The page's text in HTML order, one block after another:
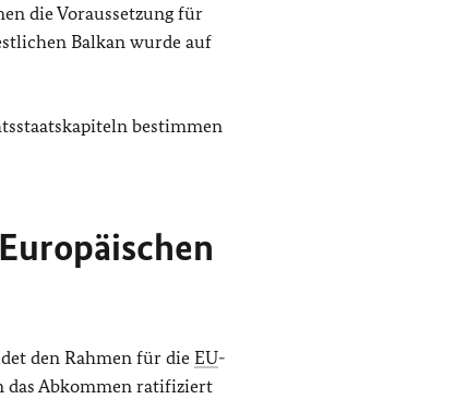
die Voraussetzung für
Balkan wurde auf
bestimmen
den Rahmen für die EU-
das Abkommen ratifiziert